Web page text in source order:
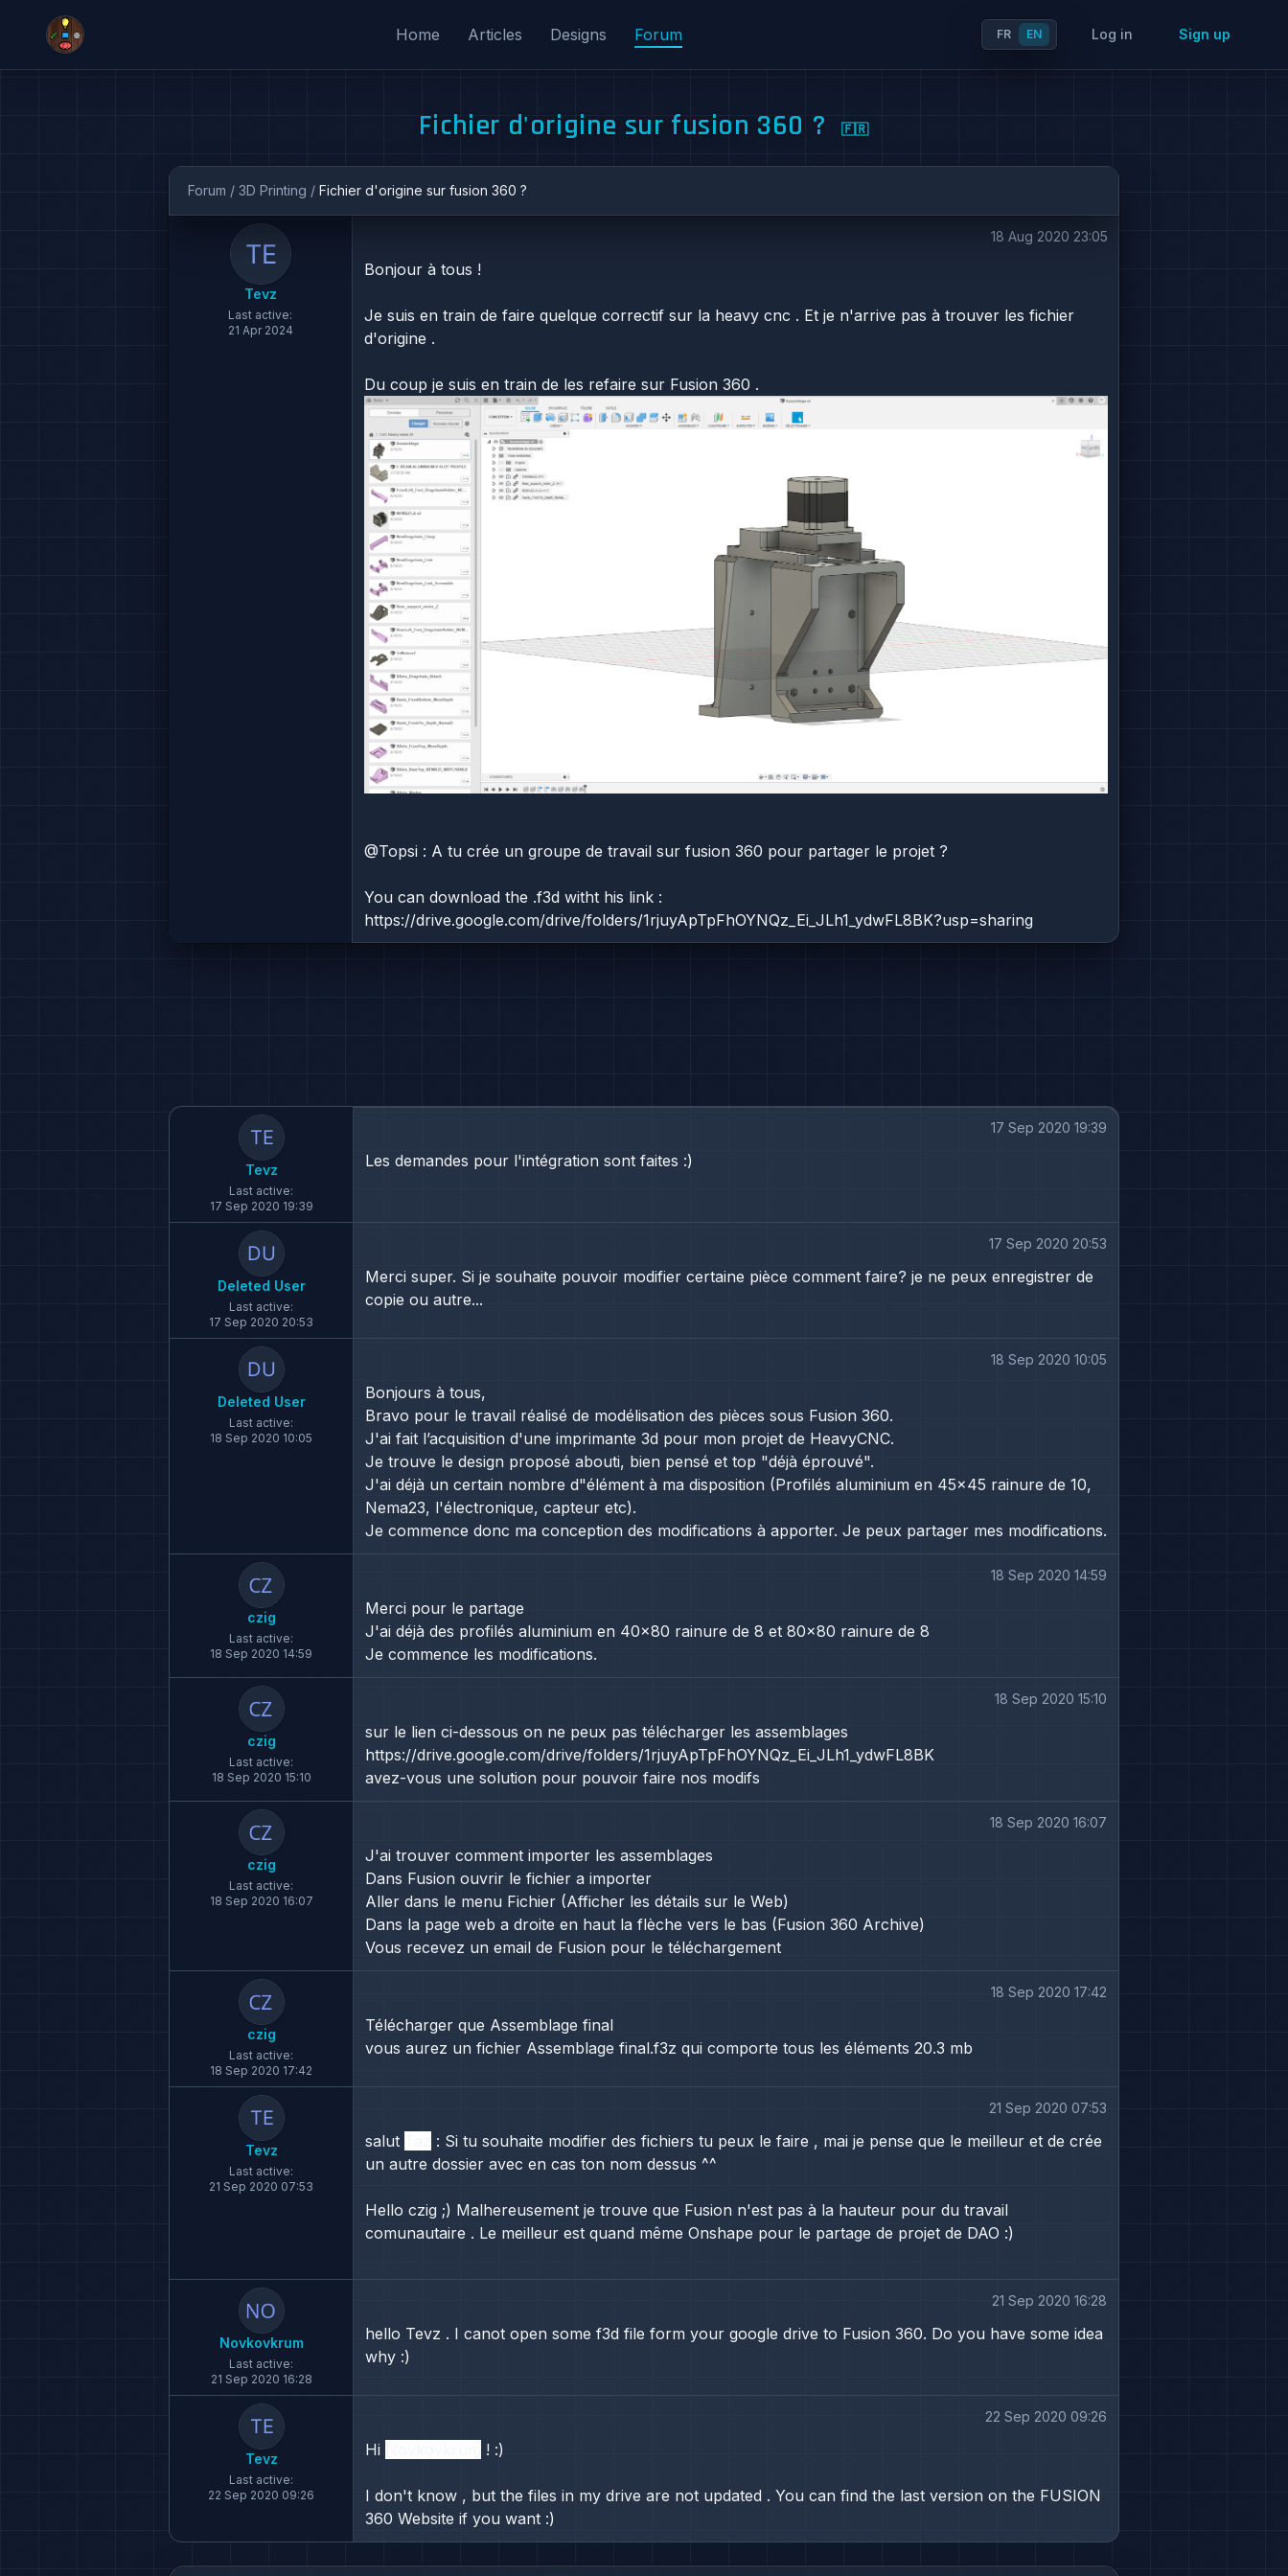
Home Articles Designs Forum FR EN Log in Sign up
Fichier d'origine sur fusion 360 ? 🇫🇷
Forum / 3D Printing / Fichier d'origine sur fusion 360 ?
Tevz
Last active:
21 Apr 2024
18 Aug 2020 23:05
Bonjour à tous !
Je suis en train de faire quelque correctif sur la heavy cnc . Et je n'arrive pas à trouver les fichier
d'origine .
Du coup je suis en train de les refaire sur Fusion 360 .
@Topsi : A tu crée un groupe de travail sur fusion 360 pour partager le projet ?
You can download the .f3d witht his link :
https://drive.google.com/drive/folders/1rjuyApTpFhOYNQz_Ei_JLh1_ydwFL8BK?usp=sharing
Tevz
Last active:
17 Sep 2020 19:39
17 Sep 2020 19:39
Les demandes pour l'intégration sont faites :)
Deleted User
Last active:
17 Sep 2020 20:53
17 Sep 2020 20:53
Merci super. Si je souhaite pouvoir modifier certaine pièce comment faire? je ne peux enregistrer de
copie ou autre...
Deleted User
Last active:
18 Sep 2020 10:05
18 Sep 2020 10:05
Bonjours à tous,
Bravo pour le travail réalisé de modélisation des pièces sous Fusion 360.
J'ai fait l’acquisition d'une imprimante 3d pour mon projet de HeavyCNC.
Je trouve le design proposé abouti, bien pensé et top "déjà éprouvé".
J'ai déjà un certain nombre d"élément à ma disposition (Profilés aluminium en 45x45 rainure de 10,
Nema23, l'électronique, capteur etc).
Je commence donc ma conception des modifications à apporter. Je peux partager mes modifications.
czig
Last active:
18 Sep 2020 14:59
18 Sep 2020 14:59
Merci pour le partage
J'ai déjà des profilés aluminium en 40x80 rainure de 8 et 80x80 rainure de 8
Je commence les modifications.
czig
Last active:
18 Sep 2020 15:10
18 Sep 2020 15:10
sur le lien ci-dessous on ne peux pas télécharger les assemblages
https://drive.google.com/drive/folders/1rjuyApTpFhOYNQz_Ei_JLh1_ydwFL8BK
avez-vous une solution pour pouvoir faire nos modifs
czig
Last active:
18 Sep 2020 16:07
18 Sep 2020 16:07
J'ai trouver comment importer les assemblages
Dans Fusion ouvrir le fichier a importer
Aller dans le menu Fichier (Afficher les détails sur le Web)
Dans la page web a droite en haut la flèche vers le bas (Fusion 360 Archive)
Vous recevez un email de Fusion pour le téléchargement
czig
Last active:
18 Sep 2020 17:42
18 Sep 2020 17:42
Télécharger que Assemblage final
vous aurez un fichier Assemblage final.f3z qui comporte tous les éléments 20.3 mb
Tevz
Last active:
21 Sep 2020 07:53
21 Sep 2020 07:53
salut
: Si tu souhaite modifier des fichiers tu peux le faire , mai je pense que le meilleur et de crée
un autre dossier avec en cas ton nom dessus ^^
Hello czig ;) Malhereusement je trouve que Fusion n'est pas à la hauteur pour du travail
comunautaire . Le meilleur est quand même Onshape pour le partage de projet de DAO :)
Novkovkrum
Last active:
21 Sep 2020 16:28
21 Sep 2020 16:28
hello Tevz . I canot open some f3d file form your google drive to Fusion 360. Do you have some idea
why :)
Tevz
Last active:
22 Sep 2020 09:26
22 Sep 2020 09:26
Hi ! :)
I don't know , but the files in my drive are not updated . You can find the last version on the FUSION
360 Website if you want :)